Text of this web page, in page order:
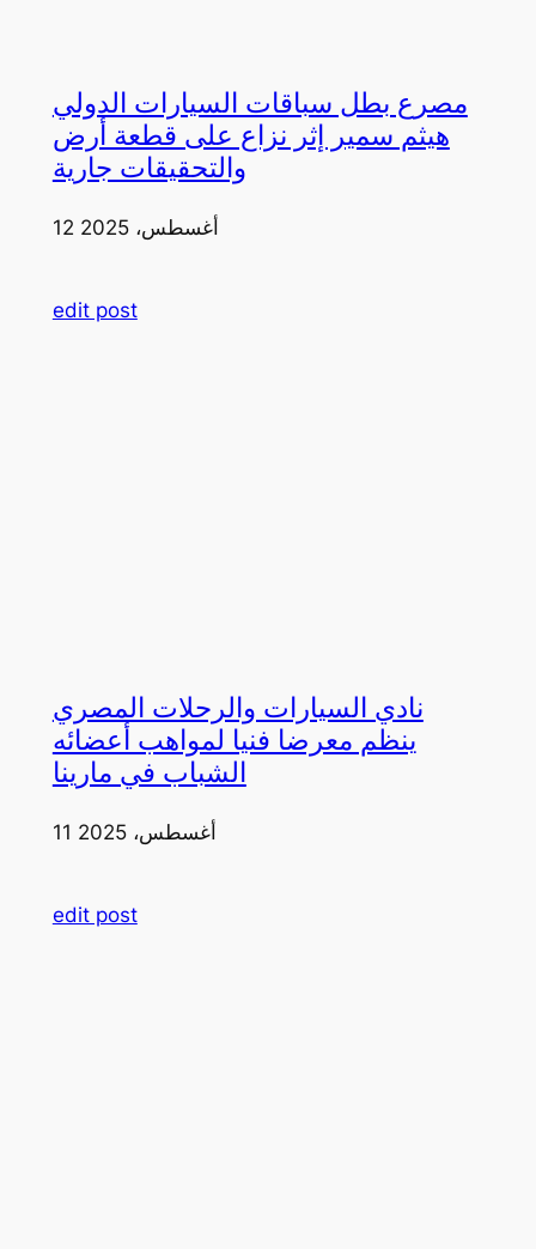
مصرع بطل سباقات السيارات الدولي
هيثم سمير إثر نزاع على قطعة أرض
والتحقيقات جارية
12 أغسطس، 2025
edit post
نادي السيارات والرحلات المصري
ينظم معرضا فنيا لمواهب أعضائه
الشباب في مارينا
11 أغسطس، 2025
edit post